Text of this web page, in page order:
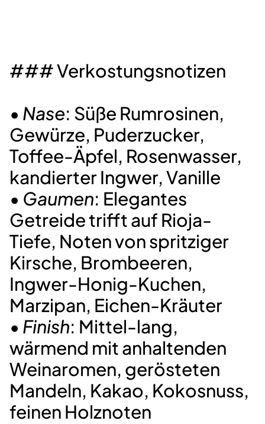
### Verkostungsnotizen
• Nase: Süße Rumrosinen,
Gewürze, Puderzucker,
Toffee-Äpfel, Rosenwasser,
kandierter Ingwer, Vanille
• Gaumen: Elegantes
Getreide trifft auf Rioja-
Tiefe, Noten von spritziger
Kirsche, Brombeeren,
Ingwer-Honig-Kuchen,
Marzipan, Eichen-Kräuter
• Finish: Mittel-lang,
wärmend mit anhaltenden
Weinaromen, gerösteten
Mandeln, Kakao, Kokosnuss,
feinen Holznoten